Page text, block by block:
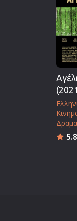
5.8